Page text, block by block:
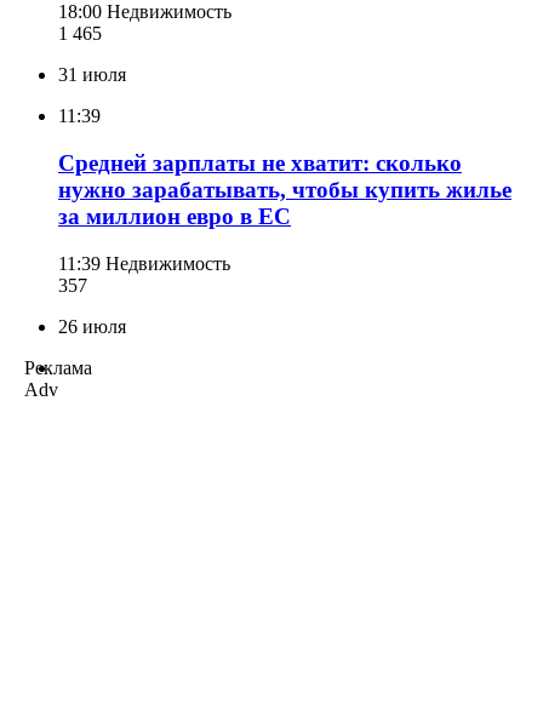
18:00 Недвижимость
1 465
31 июля
11:39
Средней зарплаты не хватит: сколько
нужно зарабатывать, чтобы купить жилье
за миллион евро в ЕС
11:39 Недвижимость
357
26 июля
Реклама
Adv